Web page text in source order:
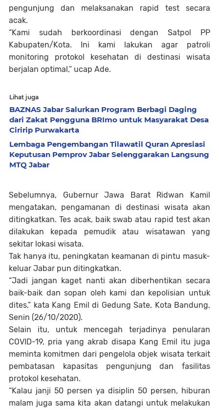
pengunjung dan melaksanakan rapid test secara
acak.
“Kami sudah berkoordinasi dengan Satpol PP
Kabupaten/Kota. Ini kami lakukan agar patroli
monitoring protokol kesehatan di destinasi wisata
berjalan optimal,” ucap Ade.
Lihat juga
BAZNAS Jabar Salurkan Program Berbagi Daging
dari Zakat Pengguna BRImo untuk Masyarakat Desa
Ciririp Purwakarta
Lembaga Pengembangan Tilawatil Quran Apresiasi
Keputusan Pemprov Jabar Selenggarakan Langsung
MTQ Jabar
Sebelumnya, Gubernur Jawa Barat Ridwan Kamil
mengatakan, pengamanan di destinasi wisata akan
ditingkatkan. Tes acak, baik swab atau rapid test akan
dilakukan kepada pemudik atau wisatawan yang
sekitar lokasi wisata.
Tak hanya itu, peningkatan keamanan di pintu masuk-
keluar Jabar pun ditingkatkan.
“Jadi jangan kaget nanti akan diberhentikan secara
baik-baik dan sopan oleh kami dan kepolisian untuk
dites,” kata Kang Emil di Gedung Sate, Kota Bandung,
Senin (26/10/2020).
Selain itu, untuk mencegah terjadinya penularan
COVID-19, pria yang akrab disapa Kang Emil itu juga
meminta komitmen dari pengelola objek wisata terkait
pembatasan kapasitas pengunjung dan fasilitas
protokol kesehatan.
“Kalau janji 50 persen ya disiplin 50 persen, hiburan
malam juga sama kita akan datangi untuk melakukan